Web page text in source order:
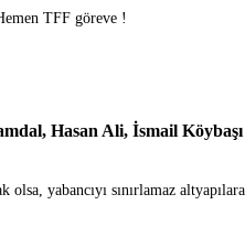
TFF göreve !
Hasan Ali, İsmail
yabancıyı sınırlamaz